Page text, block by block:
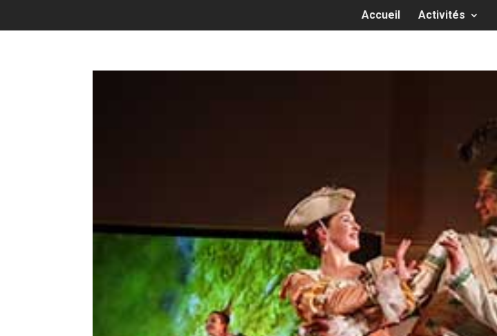
Accueil Activités